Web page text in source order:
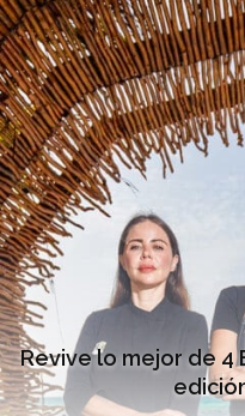
Revive lo mejor de 4